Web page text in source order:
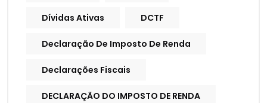
Dívidas Ativas DCTF
Declaração De Imposto De Renda
Declarações Fiscais
DECLARAÇÃO DO IMPOSTO DE RENDA